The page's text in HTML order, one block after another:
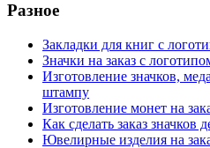
Разное
Закладки для книг с
Значки на заказ с
Изготовление значков,
штампу
Изготовление монет на
Как сделать заказ значков
Ювелирные изделия на